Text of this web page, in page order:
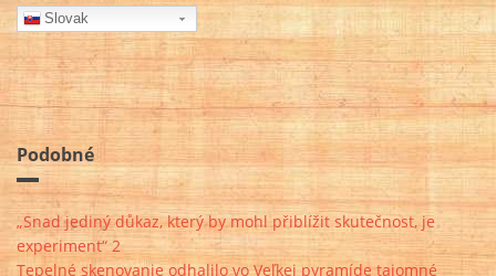
Slovak
Podobné
„Snad jediný důkaz, který by mohl přiblížit skutečnost, je
experiment“ 2
Tepelné skenovanie odhalilo vo Veľkej pyramíde tajomné